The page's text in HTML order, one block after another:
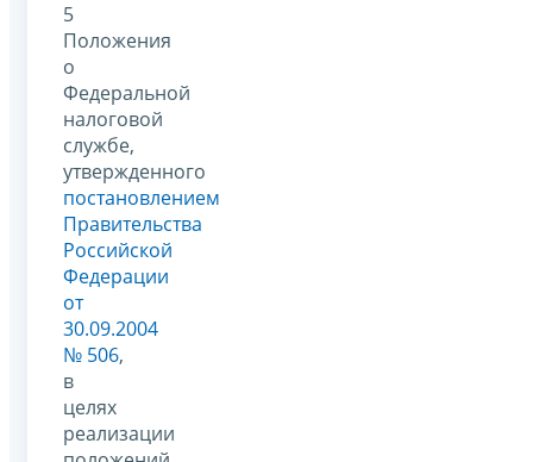
5
Положения
о
Федеральной
налоговой
службе,
утвержденного
постановлением
Правительства
Российской
Федерации
от
30.09.2004
№ 506,
в
целях
реализации